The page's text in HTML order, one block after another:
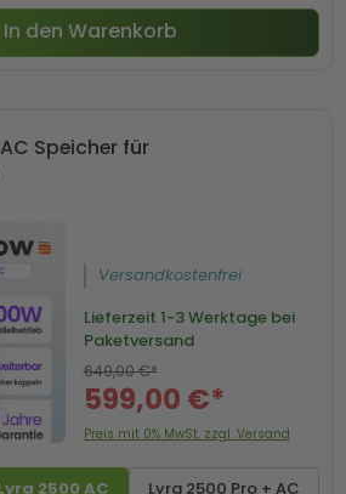
In den Warenkorb
Speicher für
2500 AC Lyra 2500 Pro + AC
Versandkostenfrei
Lieferzeit 1-3 Werktage bei
Paketversand
599,00 €*
649,00 €*
Preis mit 0% MwSt. zzgl. Versand